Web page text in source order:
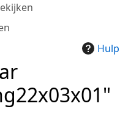
Hulp